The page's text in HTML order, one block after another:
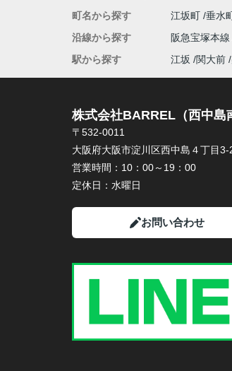
町名から探す
江坂町 垂水
沿線から探す
阪急宝塚本線
駅から探す
江坂 関大前
株式会社BARREL（西中島
〒532-0011
大阪府大阪市淀川区西中島４丁目
営業時間： 10：00～19：00
定休日： 水曜日
お問い合わせ